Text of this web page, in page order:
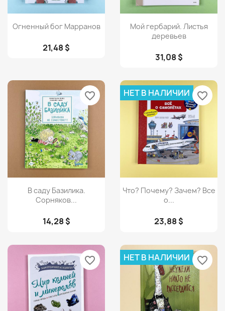
Просмотр
Огненный бог Марранов
21,48 $
Просмотр
Мой гербарий. Листья
деревьев
31,08 $
Просмотр
В саду Базилика.
Сорняков...
14,28 $
favorite_border
Просмотр
Что? Почему? Зачем? Все
о...
23,88 $
НЕТ В НАЛИЧИИ favorite_border
favorite_border НЕТ В НАЛИЧИИ favorite_border